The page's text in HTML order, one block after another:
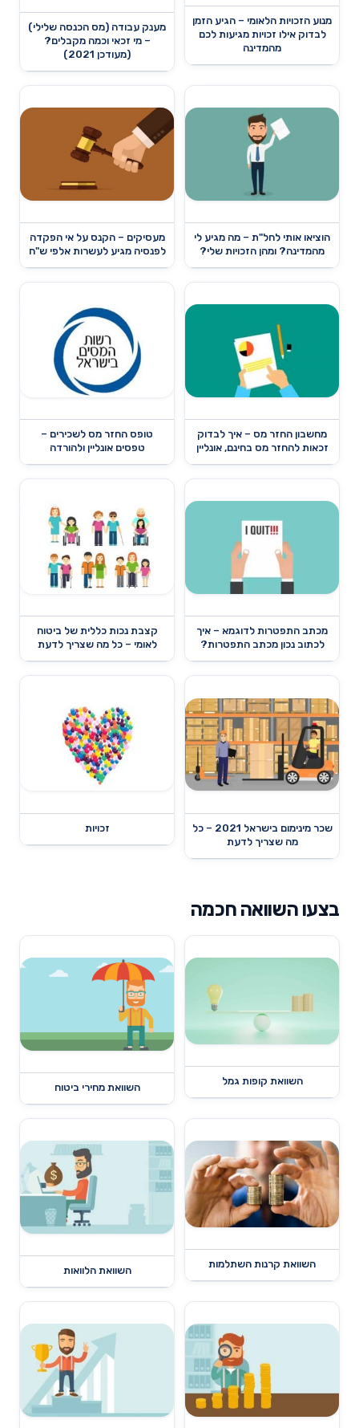
מנוע הזכויות הלאומי – הגיע הזמן
לבדוק אילו זכויות מגיעות לכם
מהמדינה
מענק עבודה (מס הכנסה שלילי)
– מי זכאי וכמה מקבלים?
(מעודכן 2021)
הוציאו אותי לחל"ת – מה מגיע לי
מהמדינה? ומהן הזכויות שלי?
מעסיקים – הקנס על אי הפקדה
לפנסיה מגיע לעשרות אלפי ש"ח
מחשבון החזר מס – איך לבדוק
זכאות להחזר מס בחינם, אונליין
טופס החזר מס לשכירים –
טפסים אונליין ולהורדה
מכתב התפטרות לדוגמא – איך
לכתוב נכון מכתב התפטרות?
קצבת נכות כללית של ביטוח
לאומי – כל מה שצריך לדעת
שכר מינימום בישראל 2021 – כל
מה שצריך לדעת
זכויות
בצעו השוואה חכמה
השוואת קופות גמל
השוואת מחירי ביטוח
השוואת קרנות השתלמות
השוואת הלוואות